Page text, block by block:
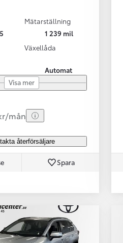
Mätarställning
1 239 mil
Växellåda
Automat
Visa mer
mån
återförsäljare
Spara